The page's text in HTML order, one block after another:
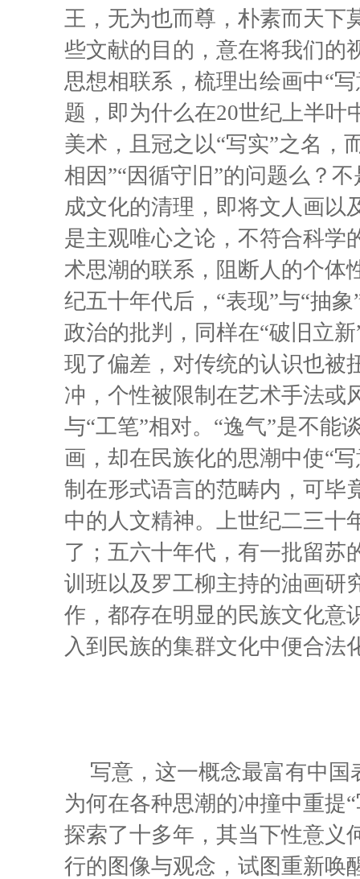
王，无为也而尊，朴素而天下
些文献的目的，意在将我们的
思想相联系，梳理出绘画中“
题，即为什么在20世纪上半叶
美术，且冠之以“写实”之名，
相因”“因循守旧”的问题么？
成文化的清理，即将文人画以
是主观唯心之论，不符合科学
术思潮的联系，阻断人的个体
纪五十年代后，“表现”与“抽
政治的批判，同样在“破旧立
现了偏差，对传统的认识也被
冲，个性被限制在艺术手法或
与“工笔”相对。“逸气”是不能
画，却在民族化的思潮中使“
制在形式语言的范畴内，可毕
中的人文精神。上世纪二三十
了；五六十年代，有一批留苏
训班以及罗工柳主持的油画研
作，都存在明显的民族文化意
入到民族的集群文化中便合法
写意，这一概念最富有中
为何在各种思潮的冲撞中重提
探索了十多年，其当下性意义
行的图像与观念，试图重新唤